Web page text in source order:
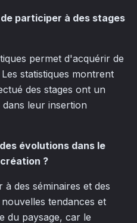
participer à des stages
permet d'acquérir de
statistiques montrent
des stages ont un
leur insertion
évolutions dans le
?
des séminaires et des
tendances et
du paysage, car le